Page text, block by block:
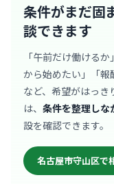
条件がまだ固
談できます
「午前だけ働ける
から始めたい」「報
など、希望がはっき
は、 条件を整理しな
設を確認できます。
名古屋市守山区で